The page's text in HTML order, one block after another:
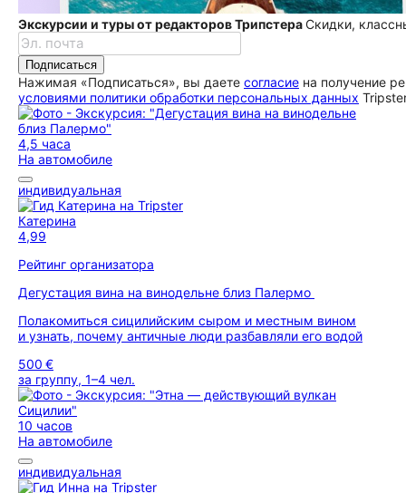
Экскурсии и туры от редакторов ТрипстераСкидки,
Подписаться
Нажимая «Подписаться», вы даете согласие на получение
условиями политики обработки персональных данных
4,5 часа
На автомобиле
индивидуальная
Катерина
4,99
Рейтинг организатора
Дегустация вина на винодельне близ Палермо
Полакомиться сицилийским сыром и местным вином
и узнать, почему античные люди разбавляли его водой
500 €
за группу, 1–4 чел.
10 часов
На автомобиле
индивидуальная